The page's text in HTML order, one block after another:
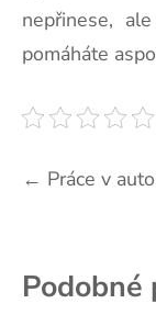
nepřinese,
pomáháte
Navigace
← Práce v
Podobné